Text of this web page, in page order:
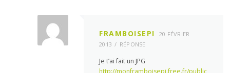
FRAMBOISEPI
20 FÉVRIER
2013
RÉPONSE
Je t’ai fait un JPG
http://monframboisepi.free.fr/public